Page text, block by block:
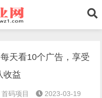
天看10个广告，享受
收益
首码项目
2023-03-19